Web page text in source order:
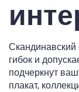
Скандинавский
гибок и
подчеркнут
плакат,